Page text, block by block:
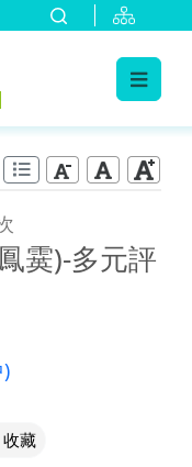
霙)-多元評
收藏